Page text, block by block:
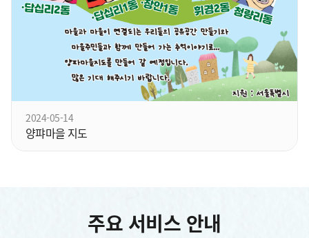
2024-05-14
양퍄마을 지도
주요 서비스 안내